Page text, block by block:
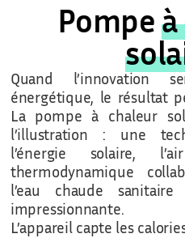
Pompe
Quand l’innovation
énergétique, le résultat
La pompe à chaleur
l’illustration : une
l’énergie solaire,
thermodynamique
l’eau chaude
impressionnante.
L’appareil capte les